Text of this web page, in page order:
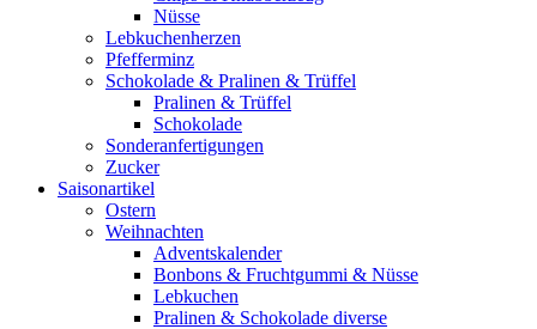
Nüsse
Lebkuchenherzen
Pfefferminz
Schokolade & Pralinen & Trüffel
Pralinen & Trüffel
Schokolade
Sonderanfertigungen
Zucker
Saisonartikel
Ostern
Weihnachten
Adventskalender
Bonbons & Fruchtgummi & Nüsse
Lebkuchen
Pralinen & Schokolade diverse